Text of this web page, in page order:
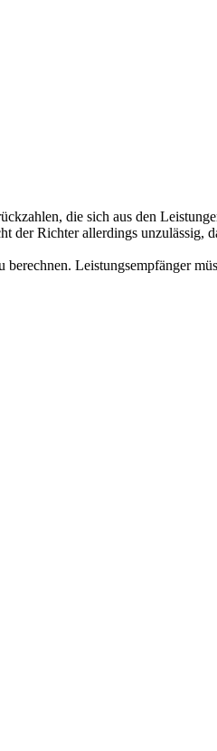
die sich aus den
Richter allerdings unzulässig,
Leistungsempfänger